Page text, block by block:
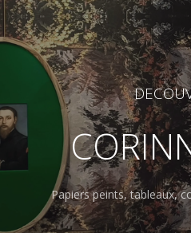
Papiers peints, tableaux,